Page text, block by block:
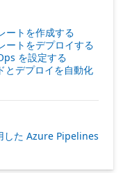
ートを作成する
ートをデプロイする
を設定する
とデプロイを自動化
した Azure Pipelines